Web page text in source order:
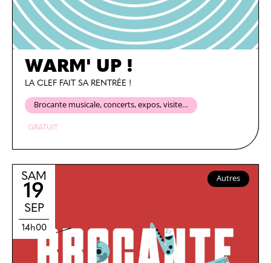
WARM' UP !
LA CLEF FAIT SA RENTRÉE !
Brocante musicale, concerts, expos, visite…
GRATUIT
SAM
19
SEP
14h00
Autres